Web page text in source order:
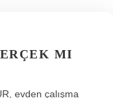
MI
evden çalışma